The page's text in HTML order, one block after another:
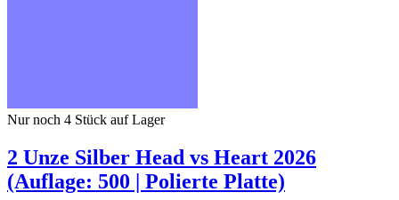
Nur noch 4 Stück auf Lager
2 Unze Silber Head vs Heart 2026
(Auflage: 500 | Polierte Platte)